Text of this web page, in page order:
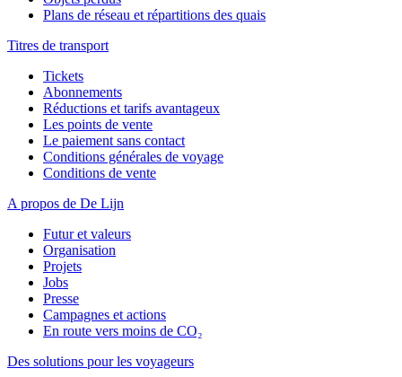
Plans de réseau et répartitions des quais
Titres de transport
Tickets
Abonnements
Réductions et tarifs avantageux
Les points de vente
Le paiement sans contact
Conditions générales de voyage
Conditions de vente
A propos de De Lijn
Futur et valeurs
Organisation
Projets
Jobs
Presse
Campagnes et actions
En route vers moins de CO₂
Des solutions pour les voyageurs